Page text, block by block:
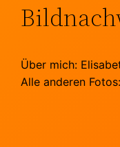
Über mich:
Alle anderen